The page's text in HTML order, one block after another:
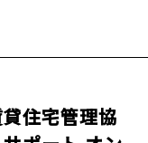
住宅管理協